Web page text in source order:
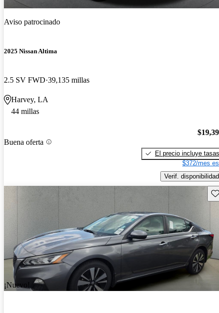
Aviso patrocinado
2025 Nissan Altima
2.5 SV FWD 39,135 millas
Harvey, LA
44 millas
Buena oferta
El precio incluye tasas
$372/mes
Verif. disponibilidad
¡Nuevo!